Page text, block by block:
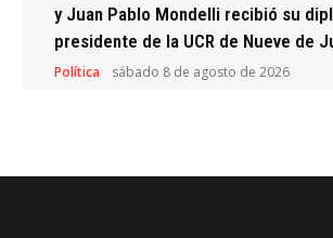
y Juan Pablo Mondelli recibió su
presidente de la UCR de Nueve de
Política sábado 8 de agosto de 2026